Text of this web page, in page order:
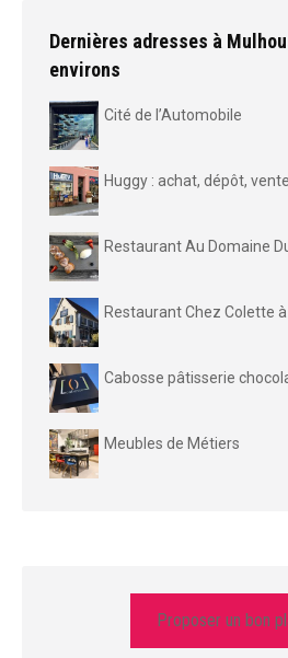
Dernières adresses à
environs
Cité de l’Automobile
Huggy : achat, dépôt,
Restaurant Au Domaine
Restaurant Chez Colette
Cabosse pâtisserie
Meubles de Métiers
Proposer un bon